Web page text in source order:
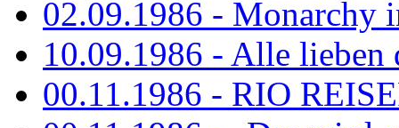
02.09.1986 - Monarchy
10.09.1986 - Alle lieben
00.11.1986 - RIO